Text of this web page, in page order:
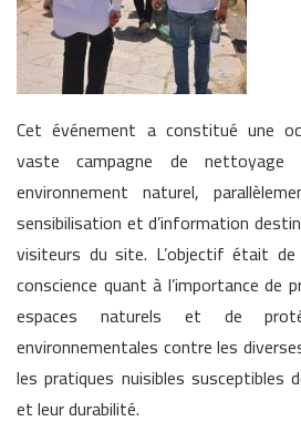
Cet événement a constitué une
vaste campagne de
environnement naturel,
sensibilisation et d’information
visiteurs du site. L’objectif était
conscience quant à l’importance de
espaces naturels et de
environnementales contre les
les pratiques nuisibles susceptibles
et leur durabilité.